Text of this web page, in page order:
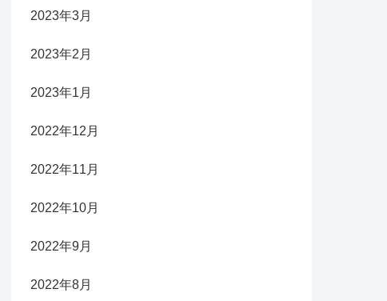
2023年3月
2023年2月
2023年1月
2022年12月
2022年11月
2022年10月
2022年9月
2022年8月